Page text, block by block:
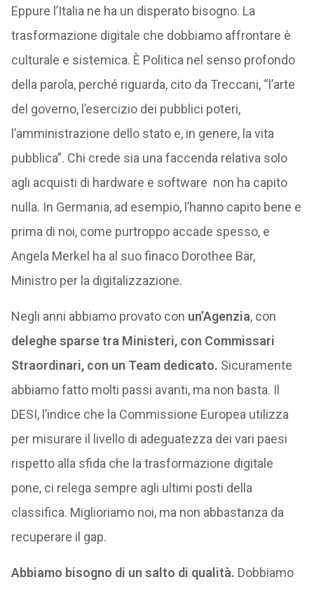
Eppure l’Italia ne ha un disperato bisogno. La
trasformazione digitale che dobbiamo affrontare è
culturale e sistemica. È Politica nel senso profondo
della parola, perché riguarda, cito da Treccani, “l’arte
del governo, l’esercizio dei pubblici poteri,
l’amministrazione dello stato e, in genere, la vita
pubblica”. Chi crede sia una faccenda relativa solo
agli acquisti di hardware e software non ha capito
nulla. In Germania, ad esempio, l’hanno capito bene e
prima di noi, come purtroppo accade spesso, e
Angela Merkel ha al suo finaco Dorothee Bär,
Ministro per la digitalizzazione.
Negli anni abbiamo provato con un’Agenzia, con
deleghe sparse tra Ministeri, con Commissari
Straordinari, con un Team dedicato. Sicuramente
abbiamo fatto molti passi avanti, ma non basta. Il
DESI, l’indice che la Commissione Europea utilizza
per misurare il livello di adeguatezza dei vari paesi
rispetto alla sfida che la trasformazione digitale
pone, ci relega sempre agli ultimi posti della
classifica. Miglioriamo noi, ma non abbastanza da
recuperare il gap.
Abbiamo bisogno di un salto di qualità. Dobbiamo